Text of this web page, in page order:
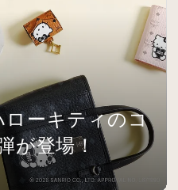
ローキティのコ
が登場！